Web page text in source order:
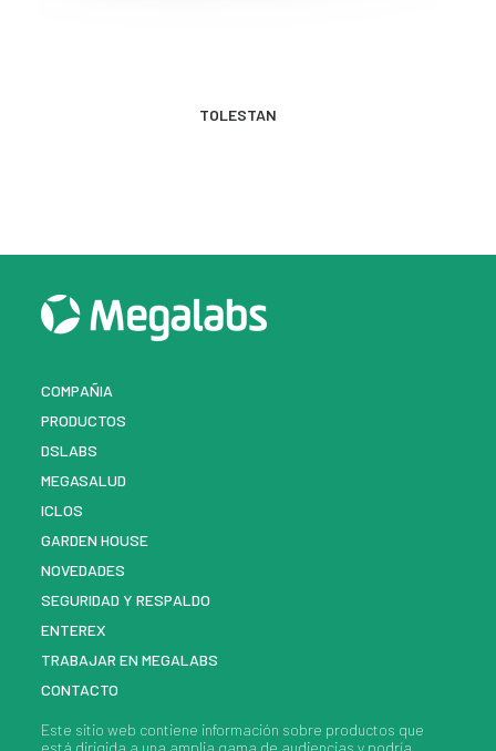
MÁS INFORMACIÓN
TOLESTAN
COMPAÑIA
PRODUCTOS
DSLABS
MEGASALUD
ICLOS
GARDEN HOUSE
NOVEDADES
SEGURIDAD Y RESPALDO
ENTEREX
TRABAJAR EN MEGALABS
CONTACTO
Este sitio web contiene información sobre productos que
está dirigida a una amplia gama de audiencias y podría